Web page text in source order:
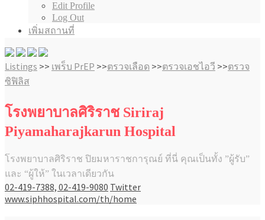
Edit Profile
Log Out
เพิ่มสถานที่
Listings >> เพร็บ PrEP >>ตรวจเลือด >>ตรวจเอชไอวี >>ตรวจ
ซิฟิลิส
โรงพยาบาลศิริราช Siriraj
Piyamaharajkarun Hospital
โรงพยาบาลศิริราช ปิยมหาราชการุณย์ ที่นี่ คุณเป็นทั้ง ”ผู้รับ”
และ “ผู้ให้” ในเวลาเดียวกัน
02-419-7388, 02-419-9080 Twitter
www.siphhospital.com/th/home